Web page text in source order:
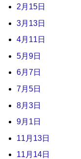
2月15日
3月13日
4月11日
5月9日
6月7日
7月5日
8月3日
9月1日
11月13日
11月14日